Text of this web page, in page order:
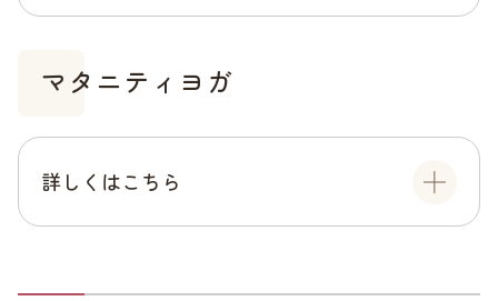
マタニティヨガ
詳しくはこちら